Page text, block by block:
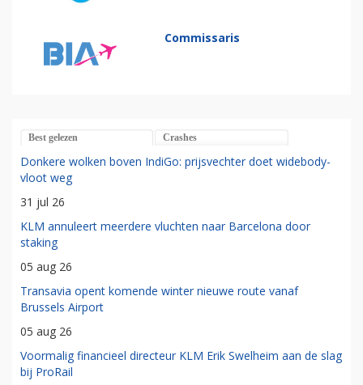
Commissaris
Best gelezen Crashes
Donkere wolken boven IndiGo: prijsvechter doet widebody-
vloot weg
31 jul 26
KLM annuleert meerdere vluchten naar Barcelona door
staking
05 aug 26
Transavia opent komende winter nieuwe route vanaf
Brussels Airport
05 aug 26
Voormalig financieel directeur KLM Erik Swelheim aan de slag
bij ProRail